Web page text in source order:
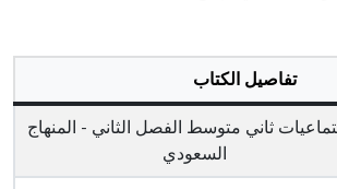
تفاصيل الكتاب
ثاني متوسط الفصل الثاني - المنهاج
السعودي